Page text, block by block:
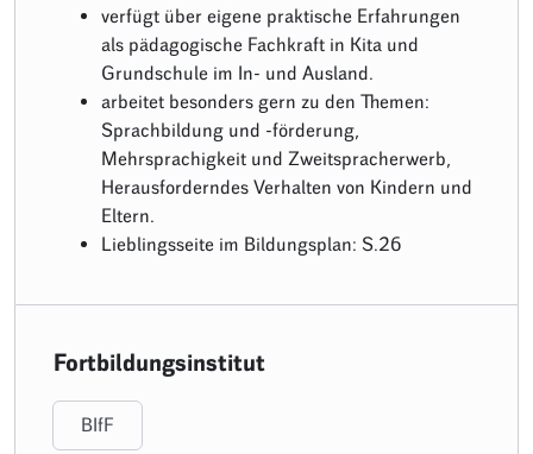
verfügt über eigene praktische Erfahrungen
als pädagogische Fachkraft in Kita und
Grundschule im In- und Ausland.
arbeitet besonders gern zu den Themen:
Sprachbildung und -förderung,
Mehrsprachigkeit und Zweitspracherwerb,
Herausforderndes Verhalten von Kindern und
Eltern.
Lieblingsseite im Bildungsplan: S.26
Fortbildungsinstitut
BIfF